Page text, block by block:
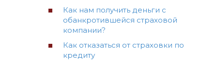
Как нам получить деньги с
обанкротившейся страховой
компании?
Как отказаться от страховки по
кредиту